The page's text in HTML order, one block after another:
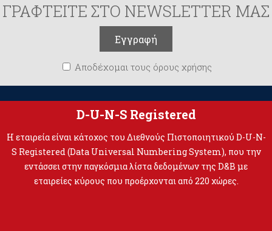
ΓΡΑΦΤΕΙΤΕ ΣΤΟ NEWSLETTER ΜΑΣ
Αποδέχομαι τους όρους χρήσης
D-U-N-S Registered
Η εταιρεία είναι κάτοχος του Διεθνούς Πιστοποιητικού D-U-N-
S Registered (Data Universal Numbering System), που την
εντάσσει στην παγκόσμια λίστα δεδομένων της D&B με
εταιρείες κύρους που προέρχονται από 220 χώρες.